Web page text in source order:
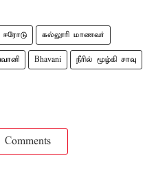
ஈரோடு கல்லூரி மாணவர்
Bhavani நீரில் மூழ்கி சாவு
Comments